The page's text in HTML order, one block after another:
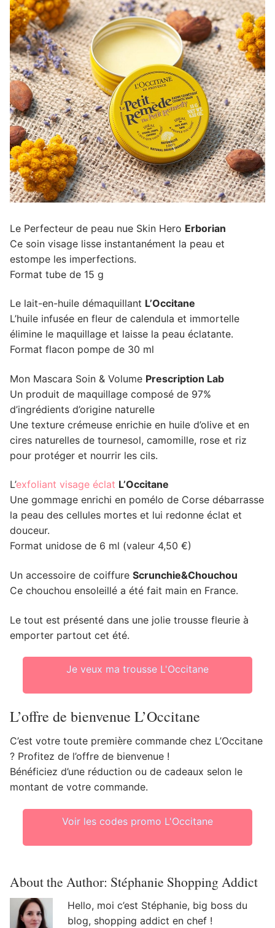
Le Perfecteur de peau nue Skin Hero Erborian
Ce soin visage lisse instantanément la peau et
estompe les imperfections.
Format tube de 15 g
Le lait-en-huile démaquillant L’Occitane
L’huile infusée en fleur de calendula et immortelle
élimine le maquillage et laisse la peau éclatante.
Format flacon pompe de 30 ml
Mon Mascara Soin & Volume Prescription Lab
Un produit de maquillage composé de 97%
d’ingrédients d’origine naturelle
Une texture crémeuse enrichie en huile d’olive et en
cires naturelles de tournesol, camomille, rose et riz
pour protéger et nourrir les cils.
L’exfoliant visage éclat L’Occitane
Une gommage enrichi en pomélo de Corse débarrasse
la peau des cellules mortes et lui redonne éclat et
douceur.
Format unidose de 6 ml (valeur 4,50 €)
Un accessoire de coiffure Scrunchie&Chouchou
Ce chouchou ensoleillé a été fait main en France.
Le tout est présenté dans une jolie trousse fleurie à
emporter partout cet été.
Je veux ma trousse L'Occitane
L’offre de bienvenue L’Occitane
C’est votre toute première commande chez L’Occitane
? Profitez de l’offre de bienvenue !
Bénéficiez d’une réduction ou de cadeaux selon le
montant de votre commande.
Voir les codes promo L'Occitane
About the Author: Stéphanie Shopping Addict
Hello, moi c’est Stéphanie, big boss du
blog, shopping addict en chef !